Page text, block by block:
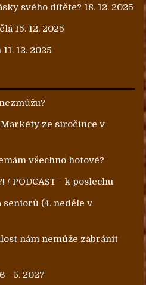
svého dítěte? 18. 12. 2025
15. 12. 2025
11. 12. 2025
ze siročince v
všechno hotové?
/ PODCAST - k poslechu
(4. neděle v
nám nemůže zabránit
- 5. 2027